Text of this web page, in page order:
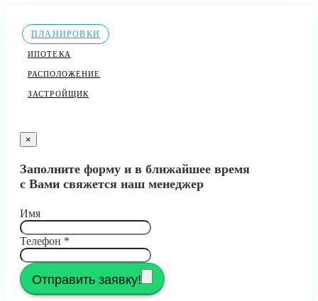
ПЛАНИРОВКИ
ИПОТЕКА
РАСПОЛОЖЕНИЕ
ЗАСТРОЙЩИК
×
Заполните форму и в ближайшее время
с Вами свяжется наш менеджер
Имя
Телефон *
Отправить заявку!